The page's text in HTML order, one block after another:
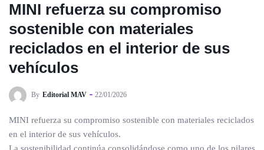
MINI refuerza su compromiso
sostenible con materiales
reciclados en el interior de sus
vehículos
By Editorial MAV 22/01/2026
MINI refuerza su compromiso sostenible con materiales reciclados
en el interior de sus vehículos.